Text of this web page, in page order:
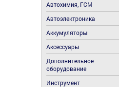
Автохимия, ГСМ
Автоэлектроника
Аккумуляторы
Аксессуары
Дополнительное
оборудование
Инструмент